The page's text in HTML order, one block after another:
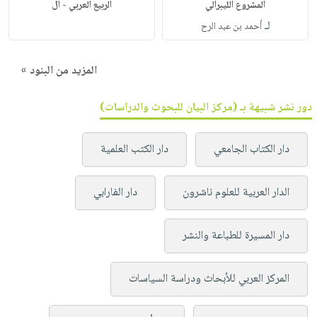
المشروع الليبرالي
لـأحمد بن عبد الرح
الربيع العربي - ال
المزيد من البنود »
دور نشر شبيهة بـ (مركز البيان للبحوث والدراسات)
دار الكتاب الجامعي دار الكتب العلمية
الدار العربية للعلوم ناشرون دار الفارابي
دار المسيرة للطباعة والنشر
المركز العربي للأبحاث ودراسة السياسات